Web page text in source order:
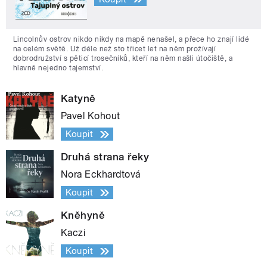
Lincolnův ostrov nikdo nikdy na mapě nenašel, a přece ho znají lidé
na celém světě. Už déle než sto třicet let na něm prožívají
dobrodružství s pěticí trosečníků, kteří na něm našli útočiště, a
hlavně nejedno tajemství.
Katyně
Pavel Kohout
Koupit
Druhá strana řeky
Nora Eckhardtová
Koupit
Kněhyně
Kaczi
Koupit